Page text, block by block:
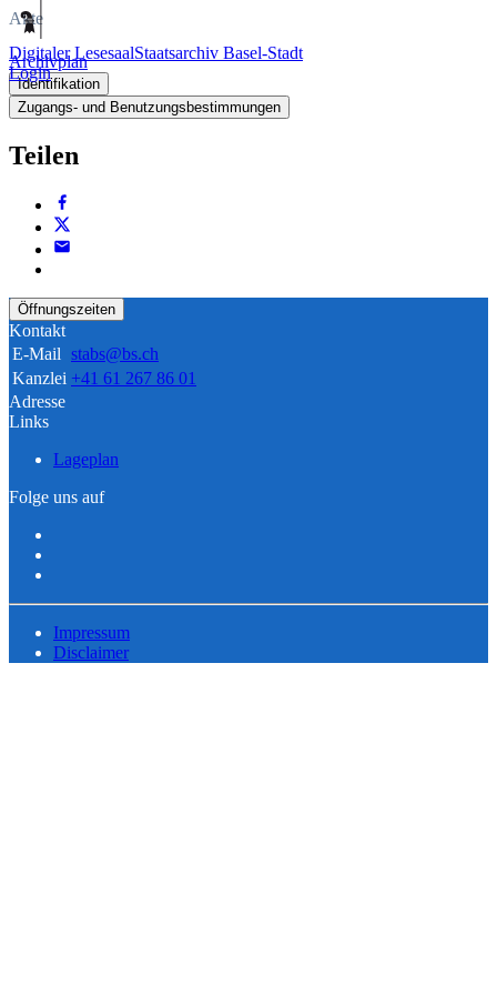
Digitaler LesesaalStaatsarchiv Basel-Stadt
Login
Akte
Archivplan
Identifikation
Zugangs- und Benutzungsbestimmungen
Teilen
Öffnungszeiten
Kontakt
E-Mail stabs@bs.ch
Kanzlei +41 61 267 86 01
Adresse
Links
Lageplan
Folge uns auf
Impressum
Disclaimer